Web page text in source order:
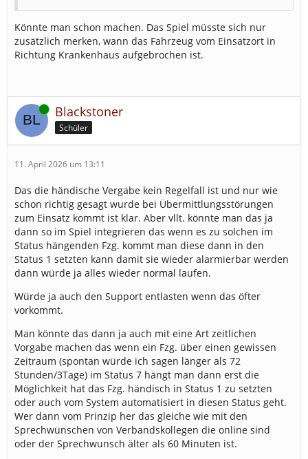
Könnte man schon machen. Das Spiel müsste sich nur
zusätzlich merken, wann das Fahrzeug vom Einsatzort in
Richtung Krankenhaus aufgebrochen ist.
Online Blackstoner
Schüler
11. April 2026 um 13:11
Das die händische Vergabe kein Regelfall ist und nur wie
schon richtig gesagt wurde bei Übermittlungsstörungen
zum Einsatz kommt ist klar. Aber vllt. könnte man das ja
dann so im Spiel integrieren das wenn es zu solchen im
Status hängenden Fzg. kommt man diese dann in den
Status 1 setzten kann damit sie wieder alarmierbar werden
dann würde ja alles wieder normal laufen.
Würde ja auch den Support entlasten wenn das öfter
vorkommt.
Man könnte das dann ja auch mit eine Art zeitlichen
Vorgabe machen das wenn ein Fzg. über einen gewissen
Zeitraum (spontan würde ich sagen länger als 72
Stunden/3Tage) im Status 7 hängt man dann erst die
Möglichkeit hat das Fzg. händisch in Status 1 zu setzten
oder auch vom System automatisiert in diesen Status geht.
Wer dann vom Prinzip her das gleiche wie mit den
Sprechwünschen von Verbandskollegen die online sind
oder der Sprechwunsch älter als 60 Minuten ist.